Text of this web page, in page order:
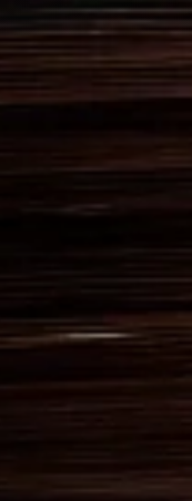
i
søger mod
til mad
har fundet
komme af
reagere